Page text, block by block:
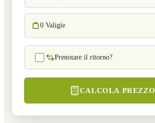
0 Valigie
Prenotare il ritorno?
CALCOLA PREZZO